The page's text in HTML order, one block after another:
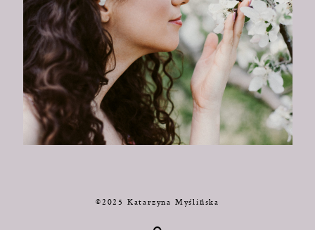
©2025 Katarzyna Myślińska